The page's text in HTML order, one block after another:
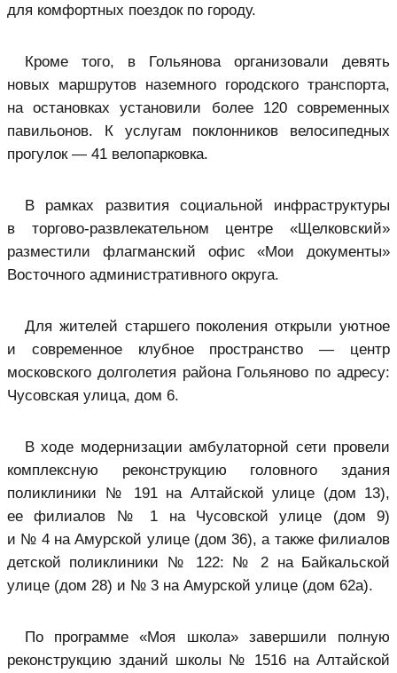
для комфортных поездок по городу.
Кроме того, в Гольянова организовали девять
новых маршрутов наземного городского транспорта,
на остановках установили более 120 современных
павильонов. К услугам поклонников велосипедных
прогулок — 41 велопарковка.
В рамках развития социальной инфраструктуры
в торгово-развлекательном центре «Щелковский»
разместили флагманский офис «Мои документы»
Восточного административного округа.
Для жителей старшего поколения открыли уютное
и современное клубное пространство — центр
московского долголетия района Гольяново по адресу:
Чусовская улица, дом 6.
В ходе модернизации амбулаторной сети провели
комплексную реконструкцию головного здания
поликлиники № 191 на Алтайской улице (дом 13),
ее филиалов № 1 на Чусовской улице (дом 9)
и № 4 на Амурской улице (дом 36), а также филиалов
детской поликлиники № 122: № 2 на Байкальской
улице (дом 28) и № 3 на Амурской улице (дом 62а).
По программе «Моя школа» завершили полную
реконструкцию зданий школы № 1516 на Алтайской